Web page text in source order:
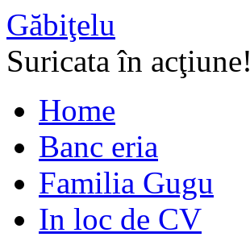
Găbiţelu
Suricata în acţiune!
Home
Banc eria
Familia Gugu
In loc de CV